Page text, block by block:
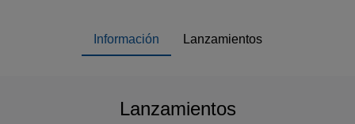
Información Lanzamientos
Lanzamientos